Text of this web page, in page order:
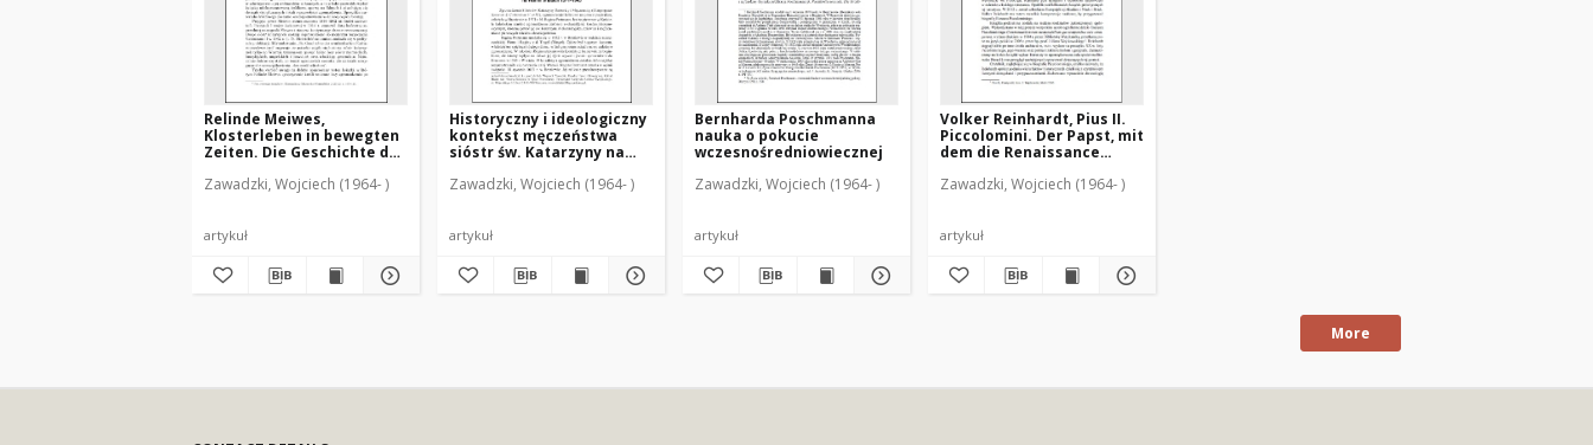
Relinde Meiwes,
Klosterleben in bewegten
Zeiten. Die Geschichte der
Katharinenschwestern
Zawadzki, Wojciech (1964- )
artykuł
Historyczny i ideologiczny
kontekst męczeństwa
sióstr św. Katarzyny na
Zawadzki, Wojciech (1964- )
artykuł
Bernharda Poschmanna
nauka o pokucie
wczesnośredniowiecznej
Zawadzki, Wojciech (1964- )
artykuł
Volker Reinhardt, Pius II.
Piccolomini. Der Papst, mit
dem die Renaissance
[recenzja]
Zawadzki, Wojciech (1964- )
artykuł
More